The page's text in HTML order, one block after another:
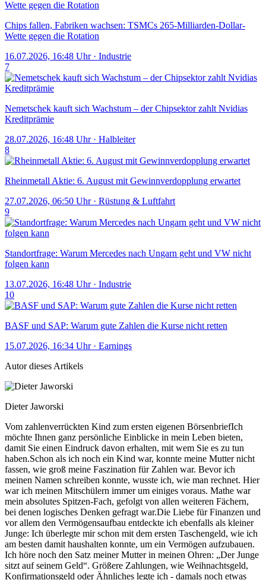
Chips fallen, Fabriken wachsen: TSMCs 265-Milliarden-Dollar-
Wette gegen die Rotation
16.07.2026, 16:48 Uhr · Industrie
7
Nemetschek kauft sich Wachstum – der Chipsektor zahlt Nvidias
Kreditprämie
28.07.2026, 16:48 Uhr · Halbleiter
8
Rheinmetall Aktie: 6. August mit Gewinnverdopplung erwartet
27.07.2026, 06:50 Uhr · Rüstung & Luftfahrt
9
Standortfrage: Warum Mercedes nach Ungarn geht und VW nicht
folgen kann
13.07.2026, 16:48 Uhr · Industrie
10
BASF und SAP: Warum gute Zahlen die Kurse nicht retten
15.07.2026, 16:34 Uhr · Earnings
Autor dieses Artikels
Dieter Jaworski
Vom zahlenverrückten Kind zum ersten eigenen BörsenbriefIch
möchte Ihnen ganz persönliche Einblicke in mein Leben bieten,
damit Sie einen Eindruck davon erhalten, mit wem Sie es zu tun
haben.Schon als ich noch ein Kind war, konnte meine Mutter nicht
fassen, wie groß meine Faszination für Zahlen war. Bevor ich
meinen Namen schreiben konnte, wusste ich, wie man rechnet. Hier
war ich meinen Mitschülern immer um einiges voraus. Mathe war
mein absolutes Spitzen-Fach, gefolgt von allen weiteren Fächern,
bei denen logisches Denken gefragt war.Die Liebe für Finanzen und
vor allem den Vermögensaufbau entdeckte ich ebenfalls als kleiner
Junge: Ich überlegte mir schon mit dem ersten Taschengeld, wie ich
am besten damit haushalten konnte, um ein Vermögen aufzubauen.
Ich höre noch den Satz meiner Mutter in meinen Ohren: „Der Junge
sitzt auf seinem Geld“. Größere Zahlungen, wie Weihnachtsgeld,
Konfirmationsgeld oder Ähnliches legte ich - damals noch etwas